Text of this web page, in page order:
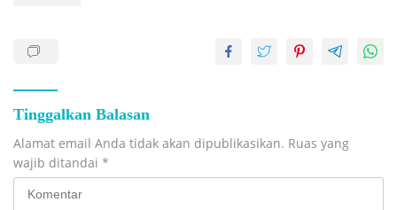
Tinggalkan Balasan
Alamat email Anda tidak akan dipublikasikan. Ruas yang
wajib ditandai *